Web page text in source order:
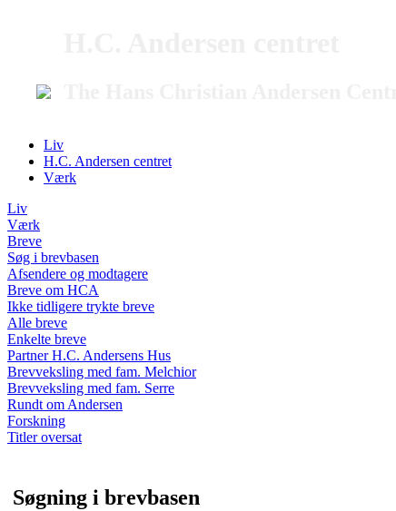
Liv
H.C. Andersen centret
Værk
Liv
Værk
Breve
Søg i brevbasen
Afsendere og modtagere
Breve om HCA
Ikke tidligere trykte breve
Alle breve
Enkelte breve
Partner H.C. Andersens Hus
Brevveksling med fam. Melchior
Brevveksling med fam. Serre
Rundt om Andersen
Forskning
Titler oversat
Søgning i brevbasen